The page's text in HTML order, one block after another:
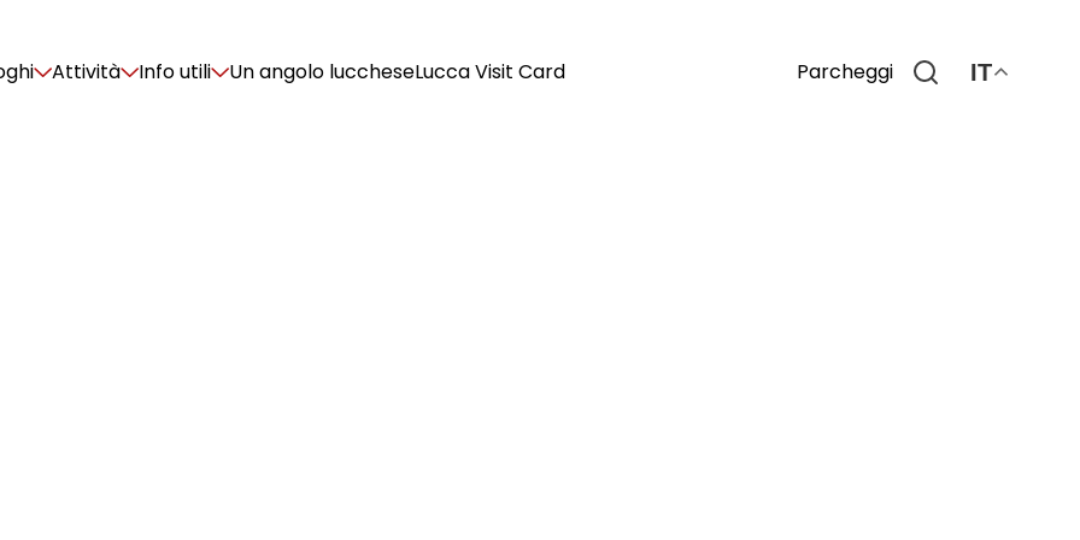
Attività Info utili Un angolo luccheseLucca Visit Card Parcheggi IT